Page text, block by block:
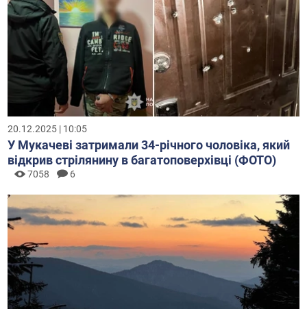
20.12.2025 | 10:05
У Мукачеві затримали 34-річного чоловіка, який
відкрив стрілянину в багатоповерхівці (ФОТО)
7058 6